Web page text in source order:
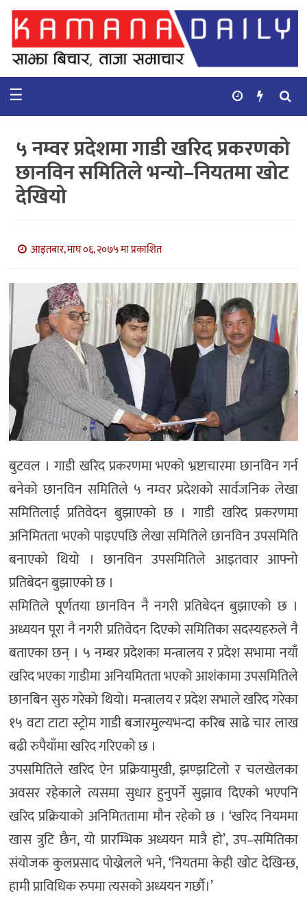
गृहपृष्ठ
समाचार
कुराकानी
अर्थ
र
भिडियो
सिफारिस
☰
५ नम्वर प्रदेशमा गाडी खरिद प्रकरणको
छानविन समितिले भन्यो–नियतमा खोट
देखियो
आइतबार, माघ ०६, २०७५ मा प्रकाशित
बुटवल । गाडी खरिद प्रकरणमा भएको भ्रष्टाचारमा छानविन गर्न
बनेको छानविन समितिले ५ नम्वर प्रदेशको सार्वजनिक लेखा
समितिलाई प्रतिवेदन बुझाएको छ । गाडी खरिद प्रकरणमा
अनिमितता भएको पाइएपछि लेखा समितिले छानविन उपसमिति
बनाएको थियो । छानविन उपसमितिले आइतवार आफ्नो
प्रतिबेदन बुझाएको छ ।
समितिले पूर्णतया छानविन नै नगरी प्रतिबेदन बुझाएको छ ।
अध्ययन पूरा नै नगरी प्रतिवेदन दिएको समितिका सदस्यहरुले नै
बताएका छन् । ५ नम्बर प्रदेशका मन्त्रालय र प्रदेश सभामा नयाँ
खरिद भएका गाडीमा अनियमितता भएको आशंकामा उपसमितिले
छानबिन सुरु गरेको थियो। मन्त्रालय र प्रदेश सभाले खरिद गरेका
१५ वटा टाटा स्ट्रोम गाडी बजारमुल्यभन्दा करिब साढे चार लाख
बढी रुपैयाँमा खरिद गरिएको छ ।
उपसमितिले खरिद ऐन प्रक्रियामुखी, झण्झटिलो र चलखेलका
अवसर रहेकाले त्यसमा सुधार हुनुपर्ने सुझाव दिएको भएपनि
खरिद प्रक्रियाको अनिमिततामा मौन रहेको छ । ‘खरिद नियममा
खास त्रुटि छैन, यो प्रारम्भिक अध्ययन मात्रै हो’, उप–समितिका
संयोजक कुलप्रसाद पोख्रेलले भने, ‘नियतमा केही खोट देखिन्छ,
हामी प्राविधिक रुपमा त्यसको अध्ययन गर्छौ।’